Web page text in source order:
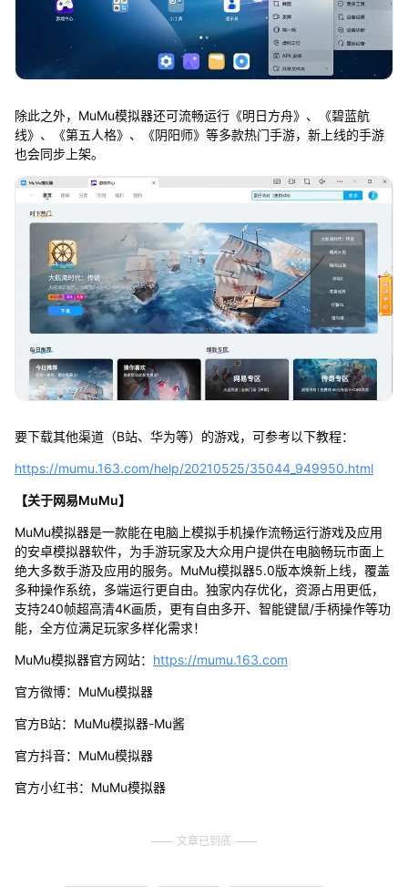
除此之外，MuMu模拟器还可流畅运行《明日方舟》、《碧蓝航
线》、《第五人格》、《阴阳师》等多款热门手游，新上线的手游
也会同步上架。
要下载其他渠道（B站、华为等）的游戏，可参考以下教程：
https://mumu.163.com/help/20210525/35044_949950.html
【关于网易MuMu】
MuMu模拟器是一款能在电脑上模拟手机操作流畅运行游戏及应用
的安卓模拟器软件，为手游玩家及大众用户提供在电脑畅玩市面上
绝大多数手游及应用的服务。MuMu模拟器5.0版本焕新上线，覆盖
多种操作系统，多端运行更自由。独家内存优化，资源占用更低，
支持240帧超高清4K画质，更有自由多开、智能键鼠/手柄操作等功
能，全方位满足玩家多样化需求！
MuMu模拟器官方网站： https://mumu.163.com
官方微博：MuMu模拟器
官方B站：MuMu模拟器-Mu酱
官方抖音：MuMu模拟器
官方小红书：MuMu模拟器
文章已到底